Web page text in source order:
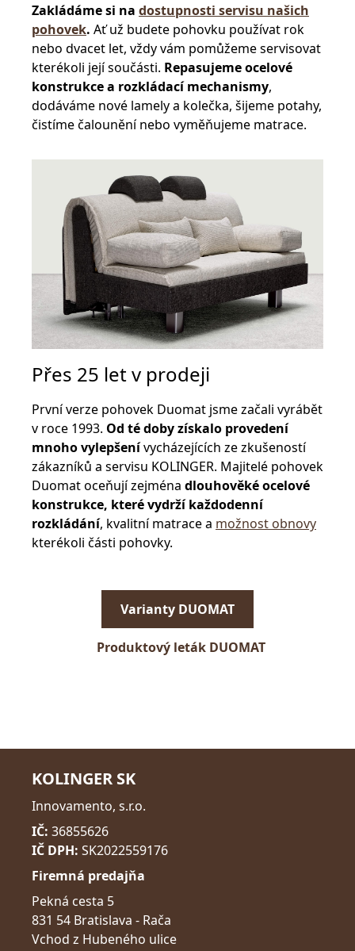
Zakládáme si na dostupnosti servisu našich
pohovek. Ať už budete pohovku používat rok
nebo dvacet let, vždy vám pomůžeme servisovat
kterékoli její součásti. Repasujeme ocelové
konstrukce a rozkládací mechanismy,
dodáváme nové lamely a kolečka, šijeme potahy,
čistíme čalounění nebo vyměňujeme matrace.
Přes 25 let v prodeji
První verze pohovek Duomat jsme začali vyrábět
v roce 1993. Od té doby získalo provedení
mnoho vylepšenívycházejících ze zkušeností
zákazníků a servisu KOLINGER. Majitelé pohovek
Duomat oceňují zejména dlouhověké ocelové
konstrukce, které vydrží každodenní
rozkládání, kvalitní matrace a možnost obnovy
kterékoli části pohovky.
Varianty DUOMAT
Produktový leták DUOMAT
KOLINGER SK
Innovamento, s.r.o.
IČ: 36855626
IČ DPH: SK2022559176
Firemná predajňa
Pekná cesta 5
831 54 Bratislava - Rača
Vchod z Hubeného ulice